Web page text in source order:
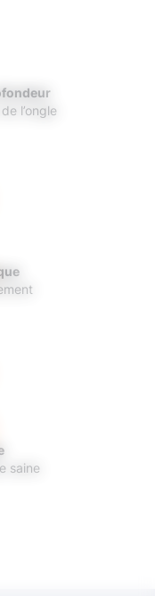
l’ongle
saine